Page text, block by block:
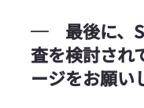
─ 最後に、
査を検討され
ージをお願い